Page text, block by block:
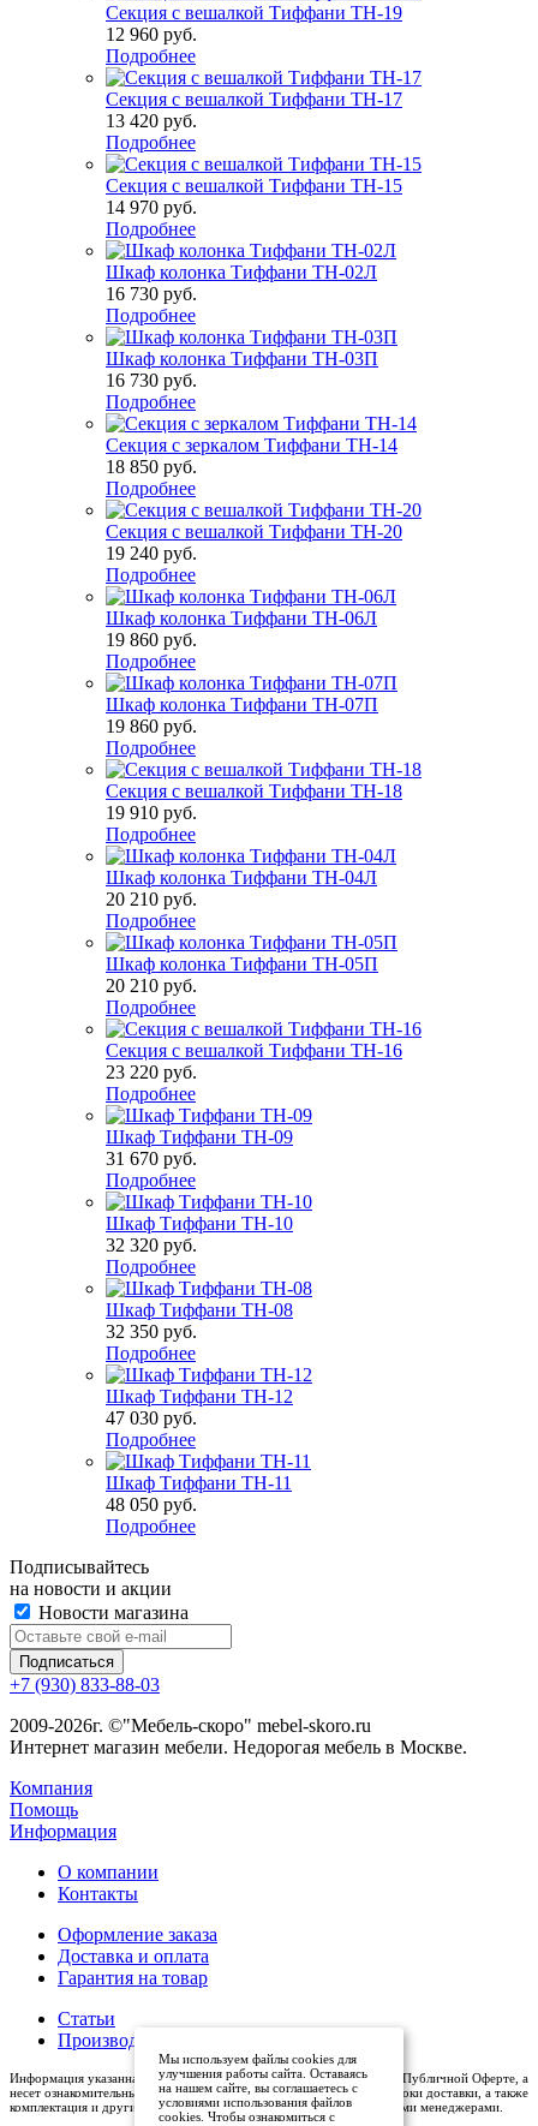
Секция с вешалкой Тиффани ТН-19
12 960 руб.
Подробнее
Секция с вешалкой Тиффани ТН-17
13 420 руб.
Подробнее
Секция с вешалкой Тиффани ТН-15
14 970 руб.
Подробнее
Шкаф колонка Тиффани ТН-02Л
16 730 руб.
Подробнее
Шкаф колонка Тиффани ТН-03П
16 730 руб.
Подробнее
Секция с зеркалом Тиффани ТН-14
18 850 руб.
Подробнее
Секция с вешалкой Тиффани ТН-20
19 240 руб.
Подробнее
Шкаф колонка Тиффани ТН-06Л
19 860 руб.
Подробнее
Шкаф колонка Тиффани ТН-07П
19 860 руб.
Подробнее
Секция с вешалкой Тиффани ТН-18
19 910 руб.
Подробнее
Шкаф колонка Тиффани ТН-04Л
20 210 руб.
Подробнее
Шкаф колонка Тиффани ТН-05П
20 210 руб.
Подробнее
Секция с вешалкой Тиффани ТН-16
23 220 руб.
Подробнее
Шкаф Тиффани ТН-09
31 670 руб.
Подробнее
Шкаф Тиффани ТН-10
32 320 руб.
Подробнее
Шкаф Тиффани ТН-08
32 350 руб.
Подробнее
Шкаф Тиффани ТН-12
47 030 руб.
Подробнее
Шкаф Тиффани ТН-11
48 050 руб.
Подробнее
Подписывайтесь
на новости и акции
Новости магазина
+7 (930) 833-88-03
2009-2026г. ©"Мебель-скоро" mebel-skoro.ru
Интернет магазин мебели. Недорогая мебель в Москве.
Компания
Помощь
Информация
О компании
Контакты
Оформление заказа
Доставка и оплата
Гарантия на товар
Статьи
Производители
Информация указанная на сайте (описания и цены), не относится к Публичной Оферте, а
несет ознакомительный характер. Окончательная цена, условия и сроки доставки, а также
комплектация и другие характеристики товаров - уточняются нашими менеджерами.
Мы используем файлы cookies для
улучшения работы сайта. Оставаясь
на нашем сайте, вы соглашаетесь с
условиями использования файлов
cookies. Чтобы ознакомиться с